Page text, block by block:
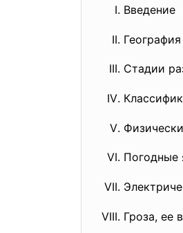
Введение
Стадии
Погодные
Гроза, ее